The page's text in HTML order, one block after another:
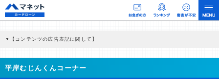
【コンテンツの広告表記に関して】
商品を根拠なくPRするものではなく、当編集部の調査／ユーザーへの口コミ収集な
どに基づき、公平性を担保した情報提供を行っています。
平岸むじんくんコーナー